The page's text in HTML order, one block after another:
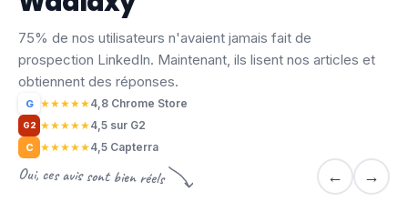
75% de nos utilisateurs n'avaient jamais fait de
prospection LinkedIn. Maintenant, ils lisent nos articles et
obtiennent des réponses.
G ★★★★★4,8 Chrome Store
G2 ★★★★★4,5 sur G2
C ★★★★★4,5 Capterra
Oui, ces avis sont bien réels ← →